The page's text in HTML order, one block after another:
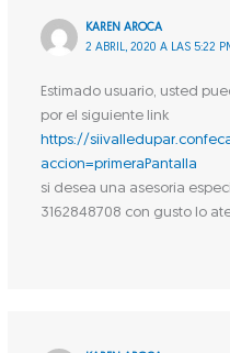
KAREN AROCA
2 ABRIL, 2020 A LAS 5:22
Estimado usuario, usted
por el siguiente link
https://
accion=primeraPantalla
si desea una asesoría
3162848708 con gusto lo